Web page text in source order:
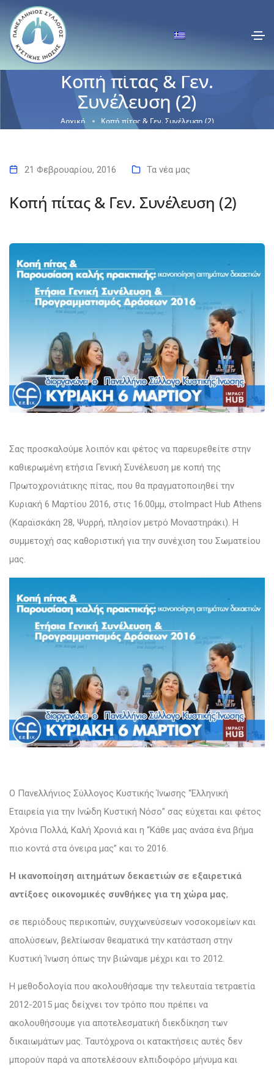
Κοπή πίτας & Γεν.
Συνέλευση (2)
Αρχική Κοπή πίτας & Γεν. Συνέλευση (2)
21 Φεβρουαρίου, 2016 Τα νέα μας
Κοπή πίτας & Γεν. Συνέλευση (2)
Σας προσκαλούμε λοιπόν και φέτος να παρευρεθείτε στην
καθιερωμένη ετήσια Γενική Συνέλευση με κοπή της
Πρωτοχρονιάτικης πίτας, που θα πραγματοποιηθεί την
Κυριακή 6 Μαρτίου 2016, στις 16.00μμ, στοImpact Hub Athens
(Καραϊσκάκη 28, Ψυρρή, πλησίον μετρό Μοναστηράκι). Η
συμμετοχή σας καθοριστική για την συνέχιση του Σωματείου
μας.
Ο Πανελλήνιος Σύλλογος Κυστικής Ίνωσης “Ελληνική
Εταιρεία για την Ινώδη Κυστική Nόσο” σας εύχεται και φέτος
Χρόνια Πολλά, Καλή Χρονιά και η “Kάθε μας ανάσα ένα βήμα
πιο κοντά στα όνειρα μας” και το 2016.
H ικανοποίηση αιτημάτων δεκαετιών σε εξαιρετικά
αντίξοες οικονομικές συνθήκες για τη χώρα μας,
σε περιόδους περικοπών, συγχωνεύσεων νοσοκομείων και
απολύσεων, βελτίωσαν θεαματικά την κατάσταση στην
Κυστική Ίνωση όπως την βιώναμε μέχρι και το 2012.
Η μεθοδολογία που ακολουθήσαμε την τελευταία τετραετία
2012-2015 μας δείχνει τον τρόπο που πρέπει να
ακολουθήσουμε για αποτελεσματική διεκδίκηση των
δικαιωμάτων μας. Ταυτόχρονα οι κατακτήσεις αυτές δεν
μπορούν παρά να αποτελέσουν ελπιδοφόρο μήνυμα και